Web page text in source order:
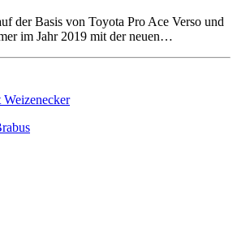
der Basis von Toyota Pro Ace Verso und
im Jahr 2019 mit der neuen…